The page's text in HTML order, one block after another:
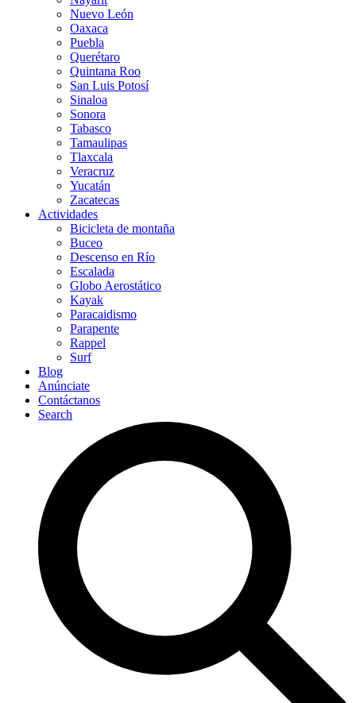
Nuevo León
Oaxaca
Puebla
Querétaro
Quintana Roo
San Luis Potosí
Sinaloa
Sonora
Tabasco
Tamaulipas
Tlaxcala
Veracruz
Yucatán
Zacatecas
Actividades
Bicicleta de montaña
Buceo
Descenso en Río
Escalada
Globo Aerostático
Kayak
Paracaidismo
Parapente
Rappel
Surf
Blog
Anúnciate
Contáctanos
Search